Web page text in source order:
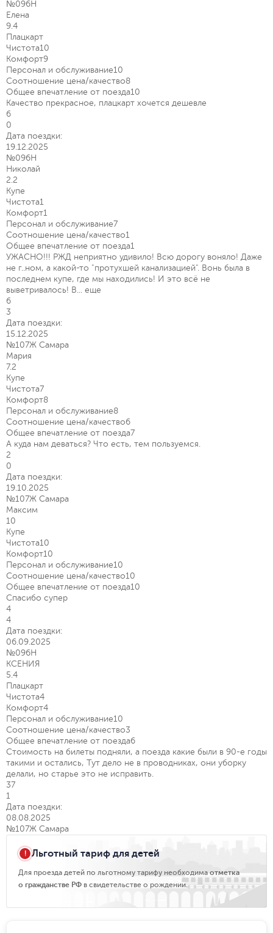
№096Н
Елена
9.4
Плацкарт
Чистота10
Комфорт9
Персонал и обслуживание10
Соотношение цена/качество8
Общее впечатление от поезда10
Качество прекрасное, плацкарт хочется дешевле
6
0
Дата поездки:
19.12.2025
№096Н
Николай
2.2
Купе
Чистота1
Комфорт1
Персонал и обслуживание7
Соотношение цена/качество1
Общее впечатление от поезда1
УЖАСНО!!! РЖД неприятно удивило! Всю дорогу воняло! Даже
не г..ном, а какой-то "протухшей канализацией". Вонь была в
последнем купе, где мы находились! И это всё не
выветривалось! В... еще
6
3
Дата поездки:
15.12.2025
№107Ж Самара
Мария
7.2
Купе
Чистота7
Комфорт8
Персонал и обслуживание8
Соотношение цена/качество6
Общее впечатление от поезда7
А куда нам деваться? Что есть, тем пользуемся.
2
0
Дата поездки:
19.10.2025
№107Ж Самара
Максим
10
Купе
Чистота10
Комфорт10
Персонал и обслуживание10
Соотношение цена/качество10
Общее впечатление от поезда10
Спасибо супер
4
4
Дата поездки:
06.09.2025
№096Н
КСЕНИЯ
5.4
Плацкарт
Чистота4
Комфорт4
Персонал и обслуживание10
Соотношение цена/качество3
Общее впечатление от поезда6
Стоимость на билеты подняли, а поезда какие были в 90-е годы
такими и остались, Тут дело не в проводниках, они уборку
делали, но старье это не исправить.
37
1
Дата поездки:
08.08.2025
№107Ж Самара
Льготный тариф для детей
Для проезда детей по льготному тарифу необходима отметка
о гражданстве РФ в свидетельстве о рождении.